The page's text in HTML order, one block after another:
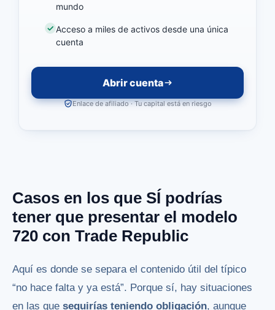
mundo
Acceso a miles de activos desde una única
cuenta
Abrir cuenta
Enlace de afiliado · Tu capital está en riesgo
Casos en los que SÍ podrías
tener que presentar el modelo
720 con Trade Republic
Aquí es donde se separa el contenido útil del típico
“no hace falta y ya está”. Porque sí, hay situaciones
en las que seguirías teniendo obligación, aunque